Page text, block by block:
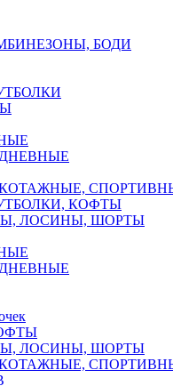
БОДИ
КОФТЫ
ЛОСИНЫ, ШОРТЫ
ЛОСИНЫ, ШОРТЫ